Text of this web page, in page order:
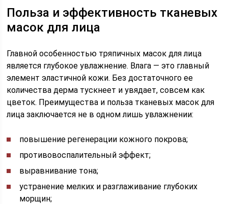
Польза и эффективность тканевых
масок для лица
Главной особенностью тряпичных масок для лица
является глубокое увлажнение. Влага — это главный
элемент эластичной кожи. Без достаточного ее
количества дерма тускнеет и увядает, совсем как
цветок. Преимущества и польза тканевых масок для
лица заключается не в одном лишь увлажнении:
повышение регенерации кожного покрова;
противовоспалительный эффект;
выравнивание тона;
устранение мелких и разглаживание глубоких
морщин;